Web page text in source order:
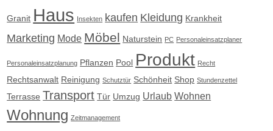
Granit Haus Insekten kaufen Kleidung Krankheit
Marketing Mode Möbel Naturstein PC Personaleinsatzplaner
Personaleinsatzplanung Pflanzen Pool Produkt Recht
Rechtsanwalt Reinigung Schutztür Schönheit Shop Stundenzettel
Terrasse Transport Tür Umzug Urlaub Wohnen
Wohnung Zeitmanagement